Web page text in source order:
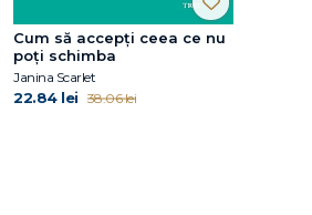
Cum să accepți ceea ce nu
poți schimba
Janina Scarlet
22.84 lei 38.06 lei